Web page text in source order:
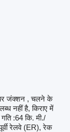
जंक्शन , चलने के
नहीं है, किराए में
:64 कि. मी./
रेलवे (ER), रेक